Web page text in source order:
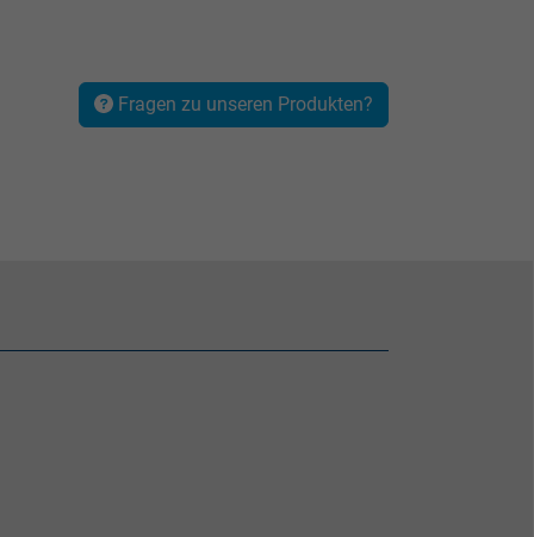
Fragen zu unseren Produkten?